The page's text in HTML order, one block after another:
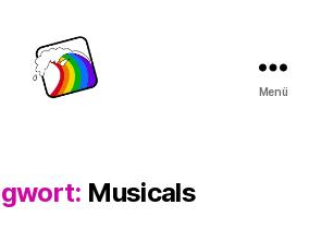
Menü
Musicals